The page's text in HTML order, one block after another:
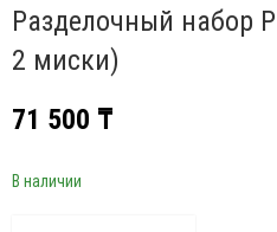
Разделочный набор
2 миски)
71 500 ₸
В наличии